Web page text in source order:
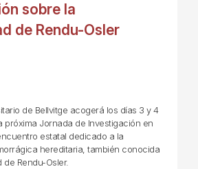
sobre la
de Rendu-Osler
de Bellvitge acogerá los días 3 y 4
próxima Jornada de Investigación en
estatal dedicado a la
hereditaria, también conocida
Rendu-Osler.